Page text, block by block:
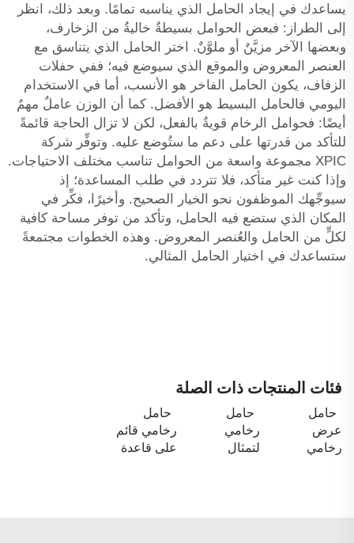
يساعدك في إيجاد الحامل الذي يناسبه تمامًا. وبعد ذلك، انظر
إلى الطراز: فبعض الحوامل بسيطةٌ خاليةٌ من الزخارف،
وبعضها الآخر مزيَّنٌ أو ملوَّنٌ. اختر الحامل الذي يتناسق مع
العنصر المعروض والموقع الذي سيوضع فيه؛ ففي حفلات
الزفاف، يكون الحامل الفاخر هو الأنسب، أما في الاستخدام
اليومي فالحامل البسيط هو الأفضل. كما أن الوزن عاملٌ مهمٌ
أيضًا: فحوامل الرخام قويةٌ بالفعل، لكن لا تزال الحاجة قائمةً
للتأكد من قدرتها على دعم ما ستُوضع عليه. وتوفِّر شركة
XPIC مجموعة واسعة من الحوامل تناسب مختلف الاحتياجات.
وإذا كنت غير متأكد، فلا تتردد في طلب المساعدة؛ إذ
سيوجِّهك الموظفون نحو الخيار الصحيح. وأخيرًا، فكِّر في
المكان الذي ستضع فيه الحامل، وتأكد من توفر مساحة كافية
لكلٍّ من الحامل والعُنصر المعروض. وهذه الخطوات مجتمعةً
ستساعدك في اختيار الحامل المثالي.
فئات المنتجات ذات الصلة
حامل
عرض
رخامي
حامل
رخامي
لتمثال
حامل
رخامي قائم
على قاعدة